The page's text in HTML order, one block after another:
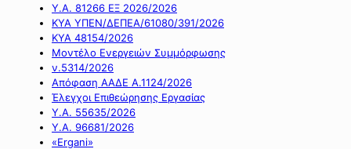
Υ.Α. 81266 ΕΞ 2026/2026
ΚΥΑ ΥΠΕΝ/ΔΕΠΕΑ/61080/391/2026
ΚΥΑ 48154/2026
Μοντέλο Ενεργειών Συμμόρφωσης
ν.5314/2026
Απόφαση ΑΑΔΕ Α.1124/2026
Έλεγχοι Επιθεώρησης Εργασίας
Υ.Α. 55635/2026
Υ.Α. 96681/2026
«Ergani»